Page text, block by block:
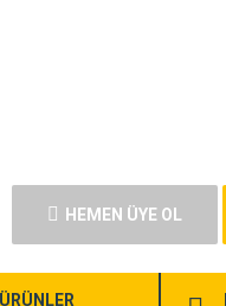
HEMEN ÜYE OL
ÜRÜNLER